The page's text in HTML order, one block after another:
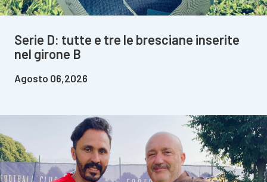
Serie D: tutte e tre le bresciane inserite
nel girone B
Agosto 06,2026